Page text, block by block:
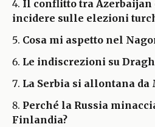
Il conflitto tra Azerbaijan
incidere sulle elezioni
Cosa mi aspetto nel
Le indiscrezioni su
La Serbia si allontana da
Perché la Russia
Finlandia?